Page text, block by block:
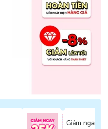
Giảm ngay